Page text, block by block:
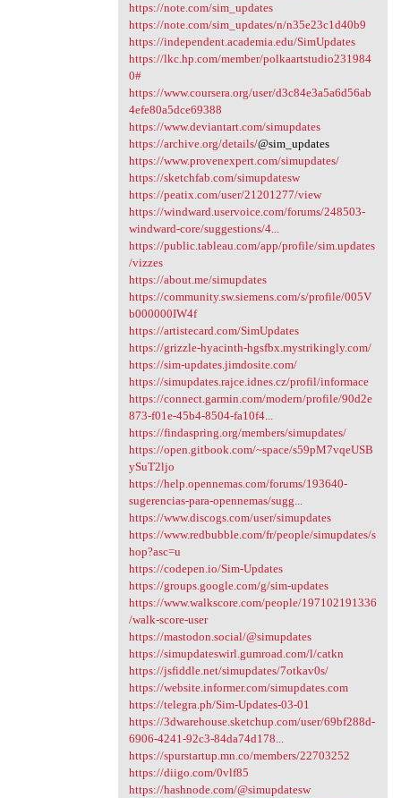
https://note.com/sim_updates
https://note.com/sim_updates/n/n35e23c1d40b9
https://independent.academia.edu/SimUpdates
https://lkc.hp.com/member/polkaartstudio231984
0#
https://www.coursera.org/user/d3c84e3a5a6d56ab
4efe80a5dce69388
https://www.deviantart.com/simupdates
https://archive.org/details/@sim_updates
https://www.provenexpert.com/simupdates/
https://sketchfab.com/simupdatesw
https://peatix.com/user/21201277/view
https://windward.uservoice.com/forums/248503-
windward-core/suggestions/4...
https://public.tableau.com/app/profile/sim.updates
/vizzes
https://about.me/simupdates
https://community.sw.siemens.com/s/profile/005V
b000000IW4f
https://artistecard.com/SimUpdates
https://grizzle-hyacinth-hgsfbx.mystrikingly.com/
https://sim-updates.jimdosite.com/
https://simupdates.rajce.idnes.cz/profil/informace
https://connect.garmin.com/modern/profile/90d2e
873-f01e-45b4-8504-fa10f4...
https://findaspring.org/members/simupdates/
https://open.gitbook.com/~space/s59pM7vqeUSB
ySuT2ljo
https://help.opennemas.com/forums/193640-
sugerencias-para-opennemas/sugg...
https://www.discogs.com/user/simupdates
https://www.redbubble.com/fr/people/simupdates/s
hop?asc=u
https://codepen.io/Sim-Updates
https://groups.google.com/g/sim-updates
https://www.walkscore.com/people/197102191336
/walk-score-user
https://mastodon.social/@simupdates
https://simupdateswirl.gumroad.com/l/catkn
https://jsfiddle.net/simupdates/7otkav0s/
https://website.informer.com/simupdates.com
https://telegra.ph/Sim-Updates-03-01
https://3dwarehouse.sketchup.com/user/69bf288d-
6906-4241-92c3-84da74d178...
https://spurstartup.mn.co/members/22703252
https://diigo.com/0vlf85
https://hashnode.com/@simupdatesw